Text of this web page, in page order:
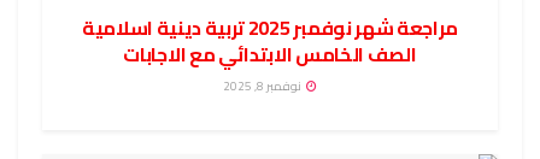
مراجعة شهر نوفمبر 2025 تربية دينية اسلامية
الصف الخامس الابتدائي مع الاجابات
نوفمبر 8, 2025